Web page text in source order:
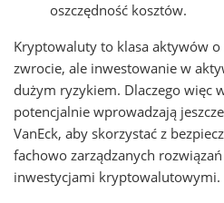
oszczędność kosztów.
Kryptowaluty to klasa aktywów
zwrocie, ale inwestowanie w
dużym ryzykiem. Dlaczego więc
potencjalnie wprowadzają
VanEck, aby skorzystać z
fachowo zarządzanych
inwestycjami kryptowalutowymi.